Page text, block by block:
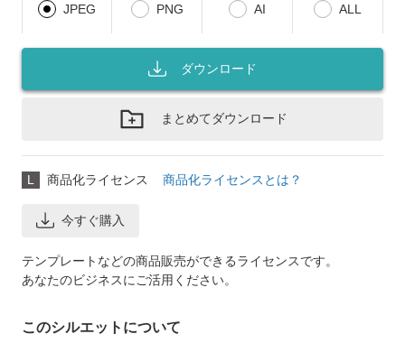
JPEG PNG AI ALL
ダウンロード
まとめてダウンロード
L 商品化ライセンス 商品化ライセンスとは？
今すぐ購入
テンプレートなどの商品販売ができるライセンスです。
あなたのビジネスにご活用ください。
このシルエットについて